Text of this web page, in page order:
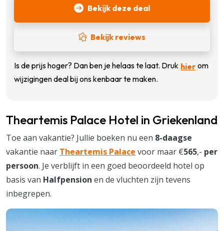
Bekijk deze deal
Bekijk reviews
Is de prijs hoger? Dan ben je helaas te laat. Druk hier om
wijzigingen deal bij ons kenbaar te maken.
Theartemis Palace Hotel in Griekenland
Toe aan vakantie? Jullie boeken nu een 8-daagse
vakantie naar Theartemis Palace voor maar €565,- per
persoon. Je verblijft in een goed beoordeeld hotel op
basis van Halfpension en de vluchten zijn tevens
inbegrepen.